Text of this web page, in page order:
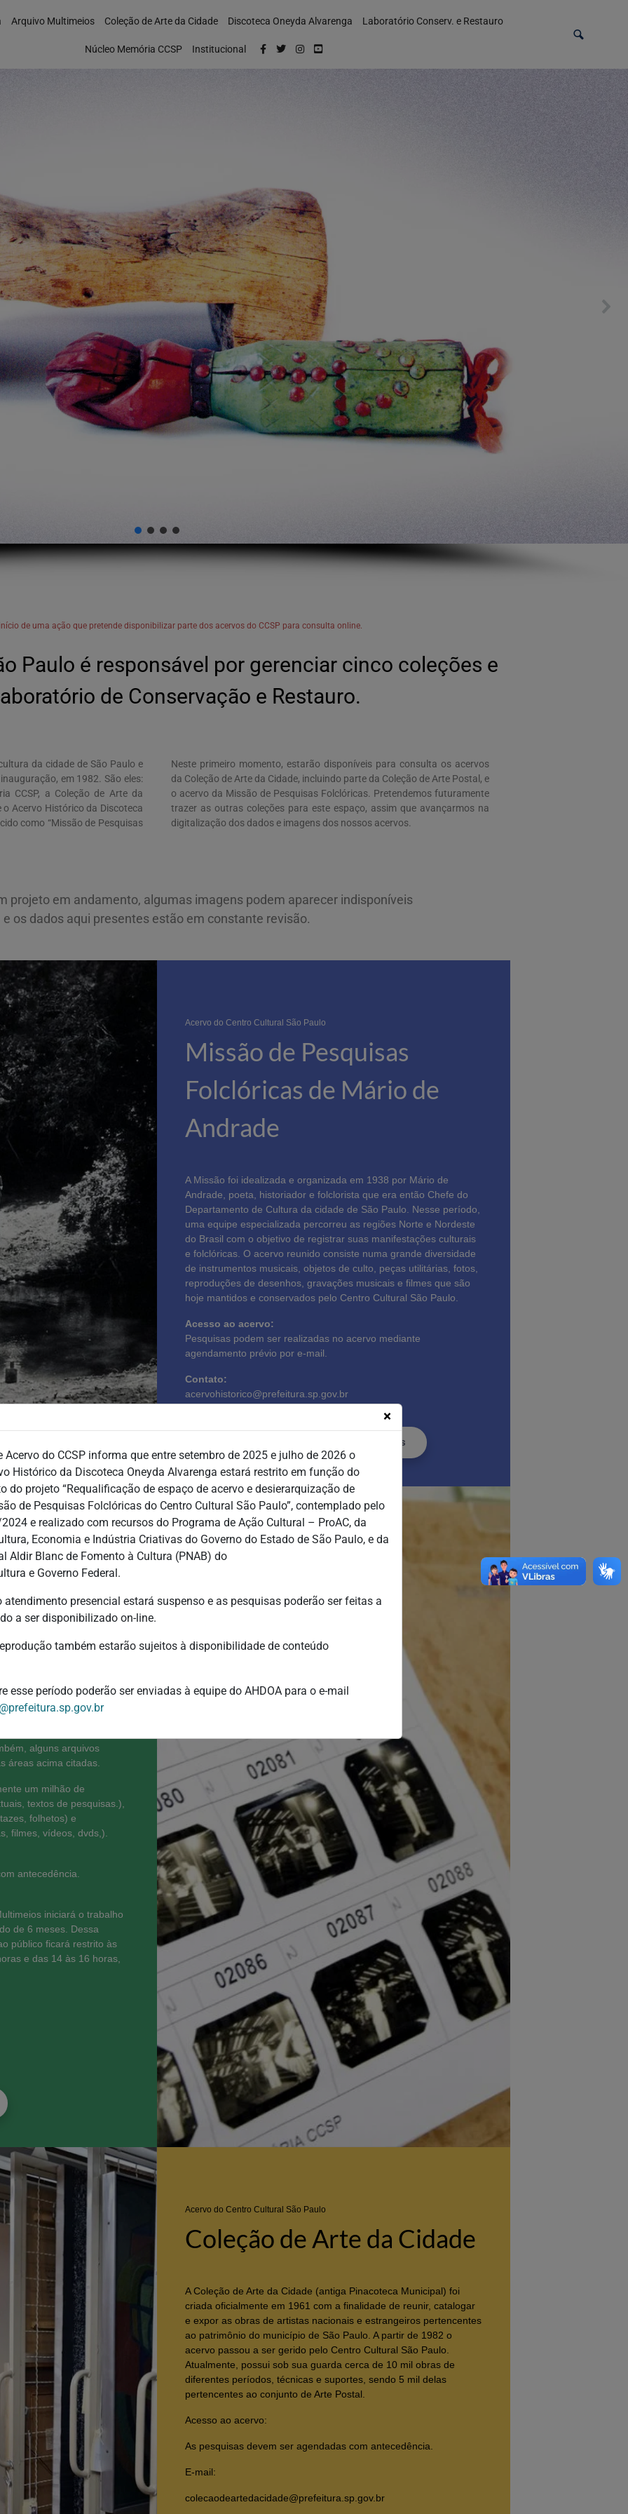
Arquivo Multimeios Coleção de Arte da Cidade Discoteca Oneyda Alvarenga Laboratório Conserv. e Restauro
Núcleo Memória CCSP Institucional
Voltar
×
Acervo do CCSP informa que entre setembro de 2025 e julho de 2026 o
Histórico da Discoteca Oneyda Alvarenga estará restrito em função do
do projeto “Requalificação de espaço de acervo e desierarquização de
de Pesquisas Folclóricas do Centro Cultural São Paulo”, contemplado pelo
e realizado com recursos do Programa de Ação Cultural – ProAC, da
Economia e Indústria Criativas do Governo do Estado de São Paulo, e da
Aldir Blanc de Fomento à Cultura (PNAB) do
e Governo Federal.
atendimento presencial estará suspenso e as pesquisas poderão ser feitas a
a ser disponibilizado on-line.
também estarão sujeitos à disponibilidade de conteúdo
esse período poderão ser enviadas à equipe do AHDOA para o e-mail
de uma ação que pretende disponibilizar parte dos acervos do CCSP para consulta online.
Paulo é responsável por gerenciar cinco coleções e
de Conservação e Restauro.
da cidade de São Paulo e
em 1982. São eles:
CCSP, a Coleção de Arte da
o Acervo Histórico da Discoteca
como “Missão de Pesquisas
Neste primeiro momento, estarão disponíveis para consulta os acervos
da Coleção de Arte da Cidade, incluindo parte da Coleção de Arte Postal, e
o acervo da Missão de Pesquisas Folclóricas. Pretendemos futuramente
trazer as outras coleções para este espaço, assim que avançarmos na
digitalização dos dados e imagens dos nossos acervos.
projeto em andamento, algumas imagens podem aparecer indisponíveis
e os dados aqui presentes estão em constante revisão.
Acervo do Centro Cultural São Paulo
Missão de Pesquisas
Folclóricas de Mário de
Andrade
A Missão foi idealizada e organizada em 1938 por Mário de
Andrade, poeta, historiador e folclorista que era então Chefe do
Departamento de Cultura da cidade de São Paulo. Nesse período,
uma equipe especializada percorreu as regiões Norte e Nordeste
do Brasil com o objetivo de registrar suas manifestações culturais
e folclóricas. O acervo reunido consiste numa grande diversidade
de instrumentos musicais, objetos de culto, peças utilitárias, fotos,
reproduções de desenhos, gravações musicais e filmes que são
hoje mantidos e conservados pelo Centro Cultural São Paulo.
Acesso ao acervo:
Pesquisas podem ser realizadas no acervo mediante
agendamento prévio por e-mail.
Contato:
acervohistorico@prefeitura.sp.gov.br
acesse a Missão de Pesquisas Folclóricas
São Paulo foi criado para
e registros de
do Departamento de
– IDART, entre os anos de
com a Arte Brasileira
(teatro, dança e
literatura, música,
rádio, imprensa,
alguns arquivos
áreas acima citadas.
um milhão de
textos de pesquisas.),
folhetos) e
filmes, vídeos, dvds,).
antecedência.
iniciará o trabalho
de 6 meses. Dessa
público ficará restrito às
e das 14 às 16 horas,
Acervo do Centro Cultural São Paulo
Coleção de Arte da Cidade
A Coleção de Arte da Cidade (antiga Pinacoteca Municipal) foi
criada oficialmente em 1961 com a finalidade de reunir, catalogar
e expor as obras de artistas nacionais e estrangeiros pertencentes
ao patrimônio do município de São Paulo. A partir de 1982 o
acervo passou a ser gerido pelo Centro Cultural São Paulo.
Atualmente, possui sob sua guarda cerca de 10 mil obras de
diferentes períodos, técnicas e suportes, sendo 5 mil delas
pertencentes ao conjunto de Arte Postal.
Acesso ao acervo:
As pesquisas devem ser agendadas com antecedência.
E-mail:
colecaodeartedacidade@prefeitura.sp.gov.br